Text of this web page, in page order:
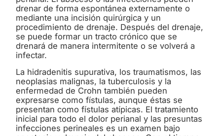
drenar de forma espontánea externamente o
mediante una incisión quirúrgica y un
procedimiento de drenaje. Después del drenaje,
se puede formar un tracto crónico que se
drenará de manera intermitente o se volverá a
infectar.
La hidradenitis supurativa, los traumatismos, las
neoplasias malignas, la tuberculosis y la
enfermedad de Crohn también pueden
expresarse como fístulas, aunque éstas se
presentan como fístulas atípicas. El tratamiento
inicial para todo el dolor perianal y las presuntas
infecciones perineales es un examen bajo